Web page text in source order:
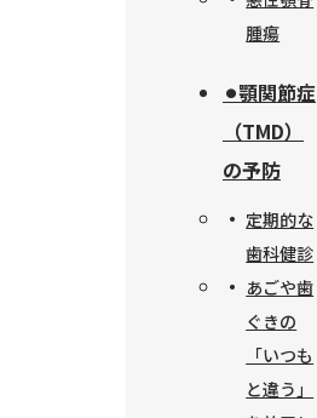
腫瘍
⚫︎顎関節症
（TMD）
の予防
定期的な
歯科健診
あごや歯
ぐきの
「いつも
と違う」